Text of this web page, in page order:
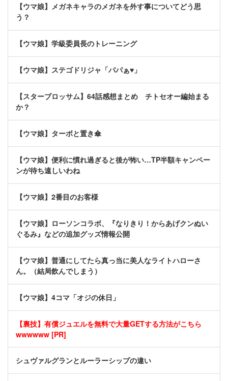
【ウマ娘】メガネキャラのメガネを外す事についてどう思
う？
【ウマ娘】学級委員長のトレーニング
【ウマ娘】ステゴドリジャ「パパぁ♥」
【スターブロッサム】64話感想まとめ チトセオー編始まる
か？
【ウマ娘】ターボと置き傘
【ウマ娘】便利に慣れ過ぎると後が怖い…TP半額キャンペー
ンが待ち遠しいわね
【ウマ娘】2番目のお客様
【ウマ娘】ローソンコラボ、『なりきり！からあげクンぬい
ぐるみ』などの追加グッズ情報公開
【ウマ娘】普通にしてたら真っ当に美人なライトハローさ
ん。（結局飲んでしまう）
【ウマ娘】4コマ「オジの休日」
【裏技】有償ジュエルを無料で大量GETする方法がこちら
wwwwww [PR]
シュヴァルグランとルーラーシップの違い